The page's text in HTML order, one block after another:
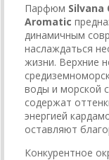
Парфюм Silvana
Aromatic
динамичным
наслаждаться
жизни. Верхние
воды и морской
содержат
энергией
оставляют
Конкурентное